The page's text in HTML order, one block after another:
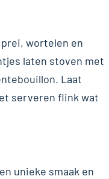
wortelen en
laten stoven met
Laat
serveren flink wat
unieke smaak en